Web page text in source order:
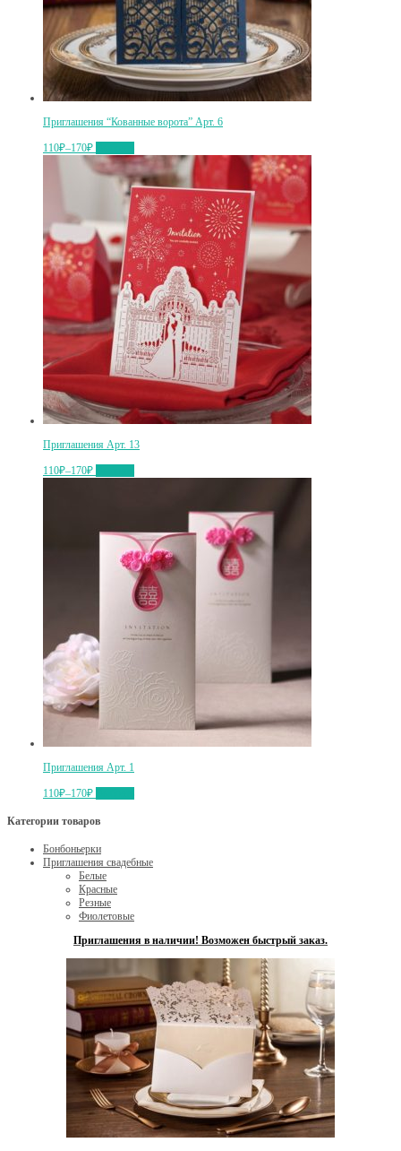
Приглашения “Кованные ворота” Арт. 6
110₽–170₽
Приглашения Арт. 13
110₽–170₽
Приглашения Арт. 1
110₽–170₽
Категории товаров
Бонбоньерки
Приглашения свадебные
Белые
Красные
Резные
Фиолетовые
Приглашения в наличии! Возможен быстрый заказ.